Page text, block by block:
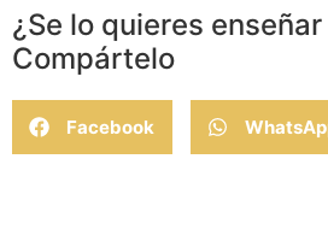
¿Se lo quieres
Compártelo
Facebook